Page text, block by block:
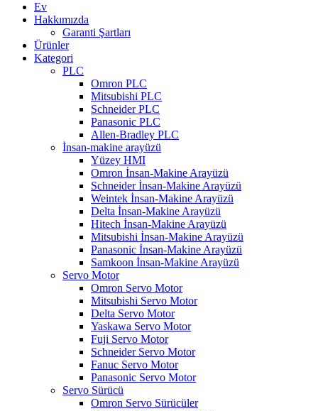
Ev
Hakkımızda
Garanti Şartları
Ürünler
Kategori
PLC
Omron PLC
Mitsubishi PLC
Schneider PLC
Panasonic PLC
Allen-Bradley PLC
İnsan-makine arayüzü
Yüzey HMI
Omron İnsan-Makine Arayüzü
Schneider İnsan-Makine Arayüzü
Weintek İnsan-Makine Arayüzü
Delta İnsan-Makine Arayüzü
Hitech İnsan-Makine Arayüzü
Mitsubishi İnsan-Makine Arayüzü
Panasonic İnsan-Makine Arayüzü
Samkoon İnsan-Makine Arayüzü
Servo Motor
Omron Servo Motor
Mitsubishi Servo Motor
Delta Servo Motor
Yaskawa Servo Motor
Fuji Servo Motor
Schneider Servo Motor
Fanuc Servo Motor
Panasonic Servo Motor
Servo Sürücü
Omron Servo Sürücüler